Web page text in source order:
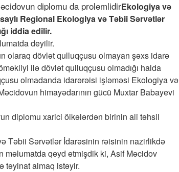
Ekologiya və
Regional Ekologiya və Təbii Sərvətlər
iddia edilir.
deyilir.
olaraq dövlət qulluqçusu olmayan şəxs idarə
ilə dövlət qulluqçusu olmadığı halda
olmadanda idarərəisi işləməsi Ekologiya və
himayədarının gücü Muxtar Babayevi
diplomu xarici ölkələrdən birinin ali təhsil
Təbii Sərvətlər İdarəsinin rəisinin nazirlikdə
məlumatda qeyd etmişdik ki, Asif Məcidov
təyinat almaq istəyir.